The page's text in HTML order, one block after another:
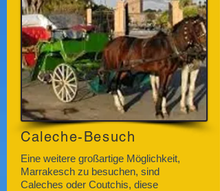
Caleche-Besuch
Eine weitere großartige Möglichkeit,
Marrakesch zu besuchen, sind
Caleches oder Coutchis, diese